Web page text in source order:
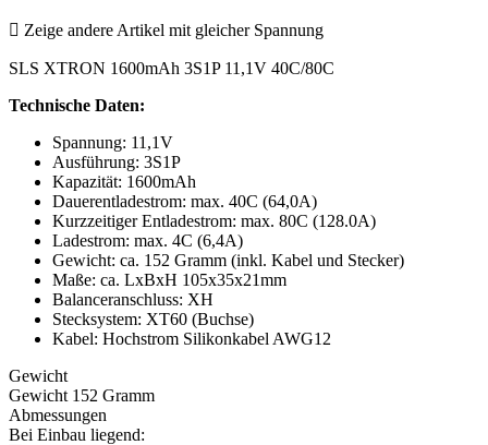
 Zeige andere Artikel mit gleicher Spannung
SLS XTRON 1600mAh 3S1P 11,1V 40C/80C
Technische Daten:
Spannung: 11,1V
Ausführung: 3S1P
Kapazität: 1600mAh
Dauerentladestrom: max. 40C (64,0A)
Kurzzeitiger Entladestrom: max. 80C (128.0A)
Ladestrom: max. 4C (6,4A)
Gewicht: ca. 152 Gramm (inkl. Kabel und Stecker)
Maße: ca. LxBxH 105x35x21mm
Balanceranschluss: XH
Stecksystem: XT60 (Buchse)
Kabel: Hochstrom Silikonkabel AWG12
Gewicht
Gewicht 152 Gramm
Abmessungen
Bei Einbau liegend: